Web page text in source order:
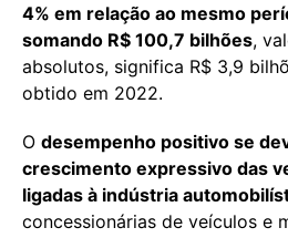
4% em relação ao mesmo
somando R$ 100,7 bilhões,
absolutos, significa R$ 3,9
obtido em 2022.
O desempenho positivo se
crescimento expressivo das
ligadas à indústria
concessionárias de veículos e